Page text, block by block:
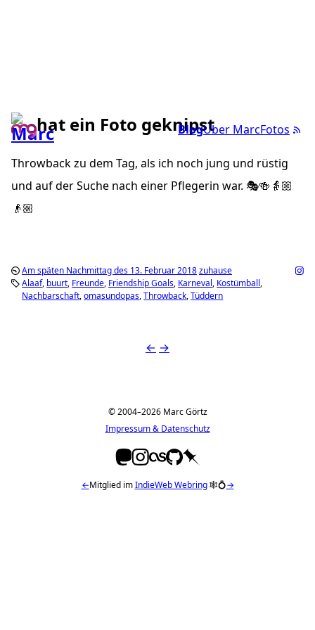
BlogÜber MarcFotos
hat ein Foto geknipst
Throwback zu dem Tag, als ich noch jung und rüstig
und auf der Suche nach einer Pflegerin war. 🎭🍻👵🏼
👴🏼
Am späten Nachmittag des 13. Februar 2018zuhause
Alaaf buurt Freunde Friendship Goals Karneval Kostümball
Nachbarschaft omasundopas Throwback Tüddern
← →
© 2004–2026 Marc Görtz
Impressum & Datenschutz
←Mitglied imIndieWeb Webring🕸💍→